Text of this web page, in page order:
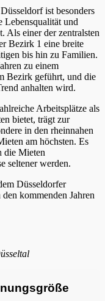
ist besonders
Lebensqualität und
Als einer der zentralsten
Bezirk 1 eine breite
bis hin zu Familien.
zu einem
Bezirk geführt, und die
anhalten wird.
Arbeitsplätze als
bietet, trägt zur
in den rheinnahen
am höchsten. Es
die Mieten
seltener werden.
Düsseldorfer
kommenden Jahren